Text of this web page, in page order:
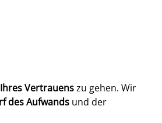
Vertrauenszu gehen. Wir
des Aufwands und der